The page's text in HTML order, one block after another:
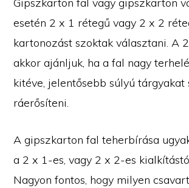
Gipszkarton fal vagy gipszkarton
esetén 2 x 1 rétegű vagy 2 x 2
kartonozást szoktak választani. A
akkor ajánljuk, ha a fal nagy
kitéve, jelentősebb súlyú tárgyakat
ráerősíteni.
A gipszkarton fal teherbírása
a 2 x 1-es, vagy 2 x 2-es
Nagyon fontos, hogy milyen